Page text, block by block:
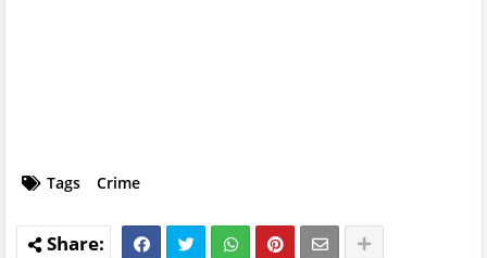
Tags Crime